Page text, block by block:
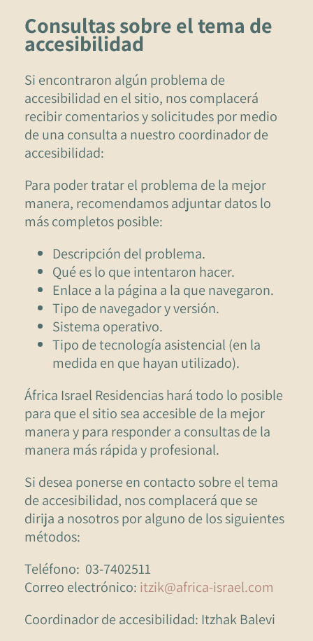
Consultas sobre el tema de
accesibilidad
Si encontraron algún problema de
accesibilidad en el sitio, nos complacerá
recibir comentarios y solicitudes por medio
de una consulta a nuestro coordinador de
accesibilidad:
Para poder tratar el problema de la mejor
manera, recomendamos adjuntar datos lo
más completos posible:
Descripción del problema.
Qué es lo que intentaron hacer.
Enlace a la página a la que navegaron.
Tipo de navegador y versión.
Sistema operativo.
Tipo de tecnología asistencial (en la
medida en que hayan utilizado).
África Israel Residencias hará todo lo posible
para que el sitio sea accesible de la mejor
manera y para responder a consultas de la
manera más rápida y profesional.
Si desea ponerse en contacto sobre el tema
de accesibilidad, nos complacerá que se
dirija a nosotros por alguno de los siguientes
métodos:
Teléfono: 03-7402511
Correo electrónico: itzik@africa-israel.com
Coordinador de accesibilidad: Itzhak Balevi